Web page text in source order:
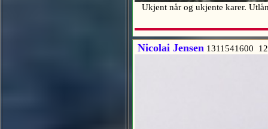
Ukjent når og ukjente karer.
Nicolai Jensen 1311541600 12